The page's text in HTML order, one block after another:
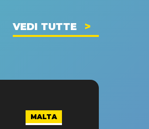
VEDI TUTTE
MALTA